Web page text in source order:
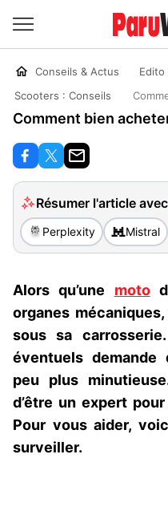
Conseils & Actus
Scooters : Conseils
Comment bien
Résumer l'article avec
Perplexity Mistral
Alors qu’une moto
organes
sous sa
éventuels
peu plus
d’être un expert
Pour vous aider,
surveiller.